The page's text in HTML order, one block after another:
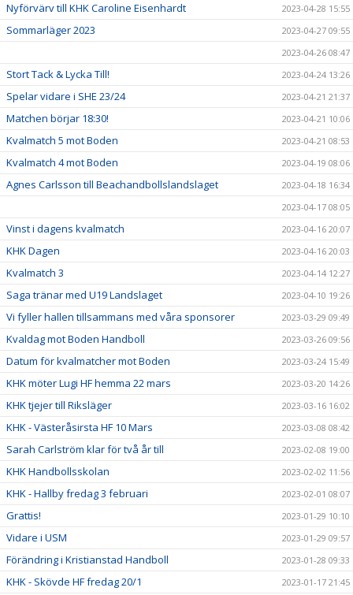
Nyförvärv till KHK Caroline Eisenhardt 2023-04-28 15:55
Sommarläger 2023
2023-04-27 09:55
2023-04-26 08:47
Stort Tack & Lycka Till! 2023-04-24 13:26
Spelar vidare i SHE 23/24 2023-04-21 21:37
Matchen börjar 18:30! 2023-04-21 10:06
Kvalmatch 5 mot Boden 2023-04-21 08:53
Kvalmatch 4 mot Boden 2023-04-19 08:06
Agnes Carlsson till Beachandbollslandslaget
2023-04-18 16:34
2023-04-17 08:05
Vinst i dagens kvalmatch 2023-04-16 20:07
KHK Dagen 2023-04-16 20:03
Kvalmatch 3 2023-04-14 12:27
Saga tränar med U19 Landslaget 2023-04-10 19:26
Vi fyller hallen tillsammans med våra sponsorer 2023-03-29 09:49
Kvaldag mot Boden Handboll 2023-03-26 09:56
Datum för kvalmatcher mot Boden 2023-03-24 15:49
KHK möter Lugi HF hemma 22 mars 2023-03-20 14:26
KHK tjejer till Riksläger 2023-03-16 16:02
KHK - Västeråsirsta HF 10 Mars 2023-03-08 08:42
Sarah Carlström klar för två år till 2023-02-08 19:00
KHK Handbollsskolan 2023-02-02 11:56
KHK - Hallby fredag 3 februari 2023-02-01 08:07
Grattis! 2023-01-29 10:10
Vidare i USM 2023-01-29 09:57
Förändring i Kristianstad Handboll 2023-01-28 09:33
KHK - Skövde HF fredag 20/1 2023-01-17 21:45